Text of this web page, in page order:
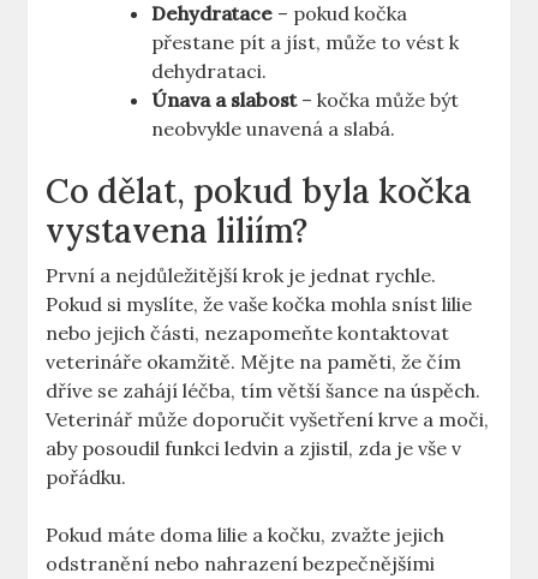
Dehydratace – pokud kočka
přestane pít a jíst, může to vést k
dehydrataci.
Únava a slabost– kočka může být
neobvykle unavená a slabá.
Co dělat, pokud byla kočka
vystavena liliím?
První a nejdůležitější krok je jednat rychle.
Pokud si myslíte, že vaše kočka mohla sníst lilie
nebo jejich části, nezapomeňte kontaktovat
veterináře okamžitě. Mějte na paměti, že čím
dříve se zahájí léčba, tím větší šance na úspěch.
Veterinář může doporučit vyšetření krve a moči,
aby posoudil funkci ledvin a zjistil, zda je vše v
pořádku.
Pokud máte doma lilie a kočku, zvažte jejich
odstranění nebo nahrazení bezpečnějšími